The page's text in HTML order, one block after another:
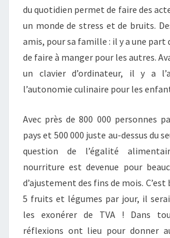
du quotidien permet de faire des
un monde de stress et de bruits.
amis, pour sa famille : il y a une part
de faire à manger pour les autres.
un clavier d’ordinateur, il y a
l’autonomie culinaire pour les
Avec près de 800 000 personnes
pays et 500 000 juste au-dessus du
question de l’égalité
nourriture est devenue pour
d’ajustement des fins de mois.
5 fruits et légumes par jour, il
les exonérer de TVA ! Dans
réflexions ont lieu pour donner